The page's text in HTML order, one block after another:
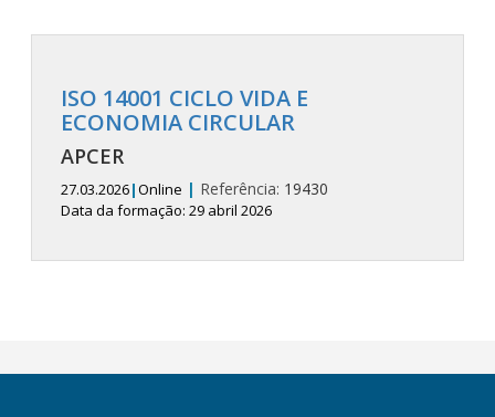
ISO 14001 CICLO VIDA E
ECONOMIA CIRCULAR
APCER
27.03.2026|Online | Referência: 19430
Data da formação: 29 abril 2026